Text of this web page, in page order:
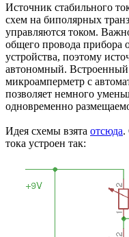
Источник стабильного
схем на биполярных
управляются током.
общего провода прибора
устройства, поэтому
автономный. Встроенный
микроамперметр с
позволяет немного
одновременно
Идея схемы взята отсюда.
тока устроен так: